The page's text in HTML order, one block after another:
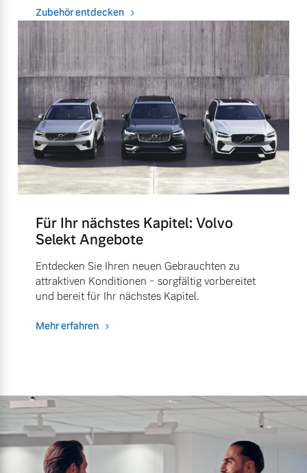
Zubehör entdecken
Für Ihr nächstes Kapitel: Volvo
Selekt Angebote
Entdecken Sie Ihren neuen Gebrauchten zu
attraktiven Konditionen - sorgfältig vorbereitet
und bereit für Ihr nächstes Kapitel.
Mehr erfahren